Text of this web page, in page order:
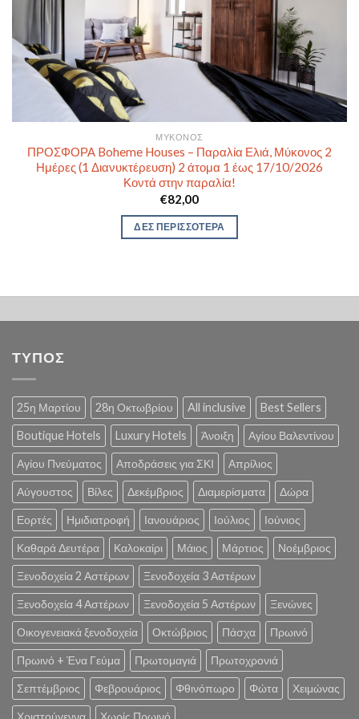
ΜΎΚΟΝΟΣ
ΠΡΟΣΦΟΡΑ Boheme Houses – Παραλία Ελιά, Μύκονος 2
Ημέρες (1 Διανυκτέρευση) 2 άτομα 1 έως 17/10/2026
Κοντά στην παραλία!
€82,00
ΔΕΣ ΠΕΡΙΣΣΟΤΕΡΑ
ΤΥΠΟΣ
25η Μαρτίου 28η Οκτωβρίου All inclusive Best Sellers
Boutique Hotels Luxury Hotels Άνοιξη Αγίου Βαλεντίνου
Αγίου Πνεύματος Αποδράσεις για ΣΚΙ Απρίλιος
Αύγουστος Βίλες Δεκέμβριος Διαμερίσματα Δώρα
Εορτές Ημιδιατροφή Ιανουάριος Ιούλιος Ιούνιος
Καθαρά Δευτέρα Καλοκαίρι Μάιος Μάρτιος Νοέμβριος
Ξενοδοχεία 2 Αστέρων Ξενοδοχεία 3 Αστέρων
Ξενοδοχεία 4 Αστέρων Ξενοδοχεία 5 Αστέρων Ξενώνες
Οικογενειακά ξενοδοχεία Οκτώβριος Πάσχα Πρωινό
Πρωινό + Ένα Γεύμα Πρωτομαγιά Πρωτοχρονιά
Σεπτέμβριος Φεβρουάριος Φθινόπωρο Φώτα Χειμώνας
Χριστούγεννα Χωρίς Πρωινό